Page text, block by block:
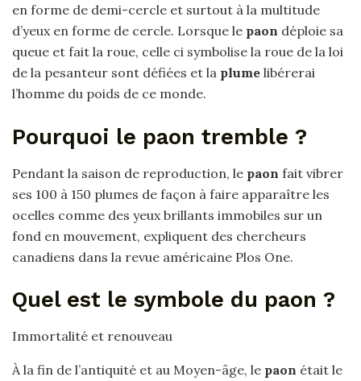
en forme de demi-cercle et surtout à la multitude
d’yeux en forme de cercle. Lorsque le paon déploie sa
queue et fait la roue, celle ci symbolise la roue de la loi
de la pesanteur sont défiées et la plume libérerai
l’homme du poids de ce monde.
Pourquoi le paon tremble ?
Pendant la saison de reproduction, le paon fait vibrer
ses 100 à 150 plumes de façon à faire apparaître les
ocelles comme des yeux brillants immobiles sur un
fond en mouvement, expliquent des chercheurs
canadiens dans la revue américaine Plos One.
Quel est le symbole du paon ?
Immortalité et renouveau
À la fin de l’antiquité et au Moyen-âge, le paon était le